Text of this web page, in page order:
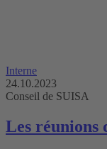
Interne
24.10.2023
Conseil de SUISA
Les réunions